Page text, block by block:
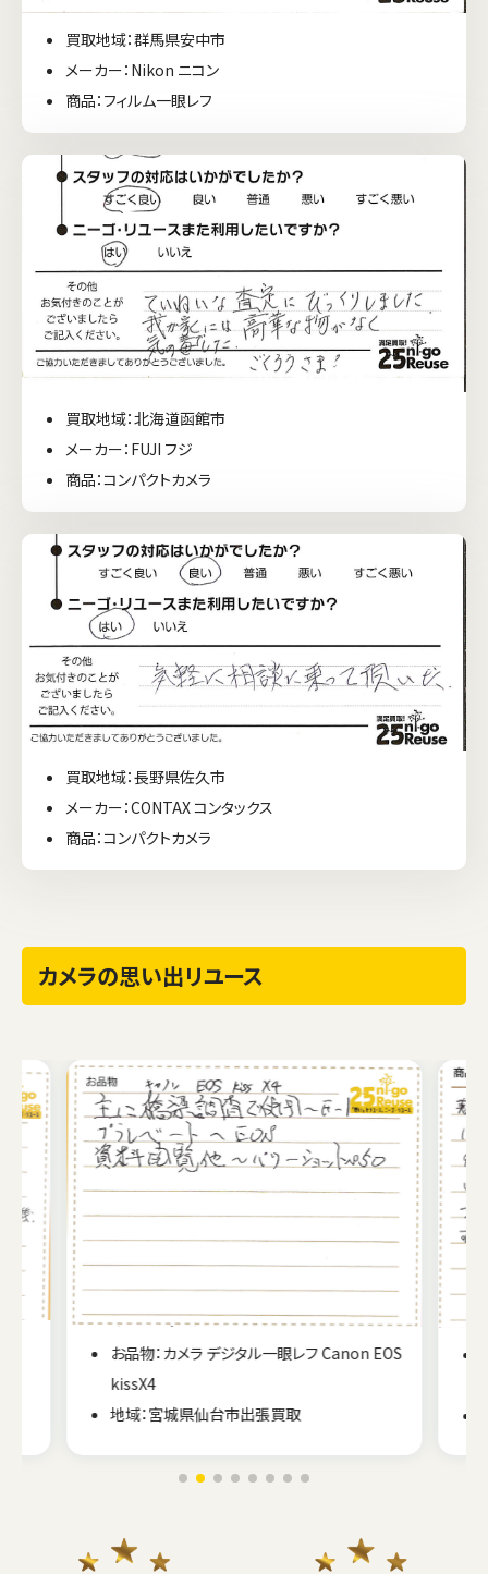
買取地域：群馬県安中市
メーカー：Nikon ニコン
商品：フィルム一眼レフ
買取地域：北海道函館市
メーカー：FUJI フジ
商品：コンパクトカメラ
買取地域：長野県佐久市
メーカー：CONTAX コンタックス
商品：コンパクトカメラ
カメラの思い出リユース
お品物：カメラ デジタル一眼レフ Canon EOS
kissX4
地域：宮城県仙台市出張買取